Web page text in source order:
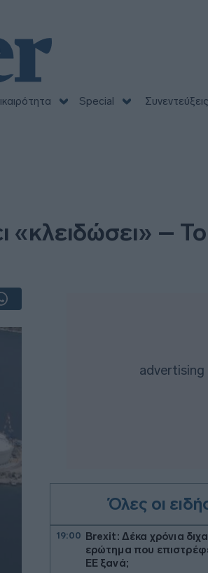
Special
Συνεντεύξεις
«κλειδώσει» –
Όλες οι
19:00
Brexit: Δέκα χρόνια
ερώτημα που
ΕΕ ξανά;